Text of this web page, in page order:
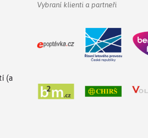
(a
Vybraní klienti a partneři